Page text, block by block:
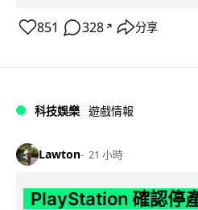
851 328 ↗ 分享
科技娛樂 遊戲情報
Lawton 21 小時
PlayStation 確認停